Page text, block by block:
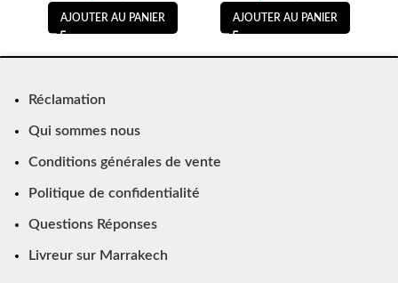
AJOUTER AU PANIER AJOUTER AU PANIER
Réclamation
Qui sommes nous
Conditions générales de vente
Politique de confidentialité
Questions Réponses
Livreur sur Marrakech